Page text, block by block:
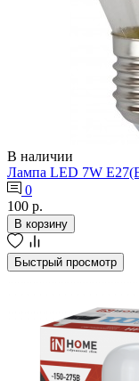
В наличии
Лампа LED 7W
0
100 р.
В корзину
Быстрый просмотр